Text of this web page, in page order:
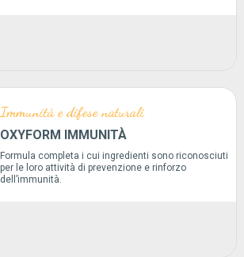
Immunità e difese naturali
OXYFORM IMMUNITÀ
Formula completa i cui ingredienti sono riconosciuti
per le loro attività di prevenzione e rinforzo
dell’immunità.